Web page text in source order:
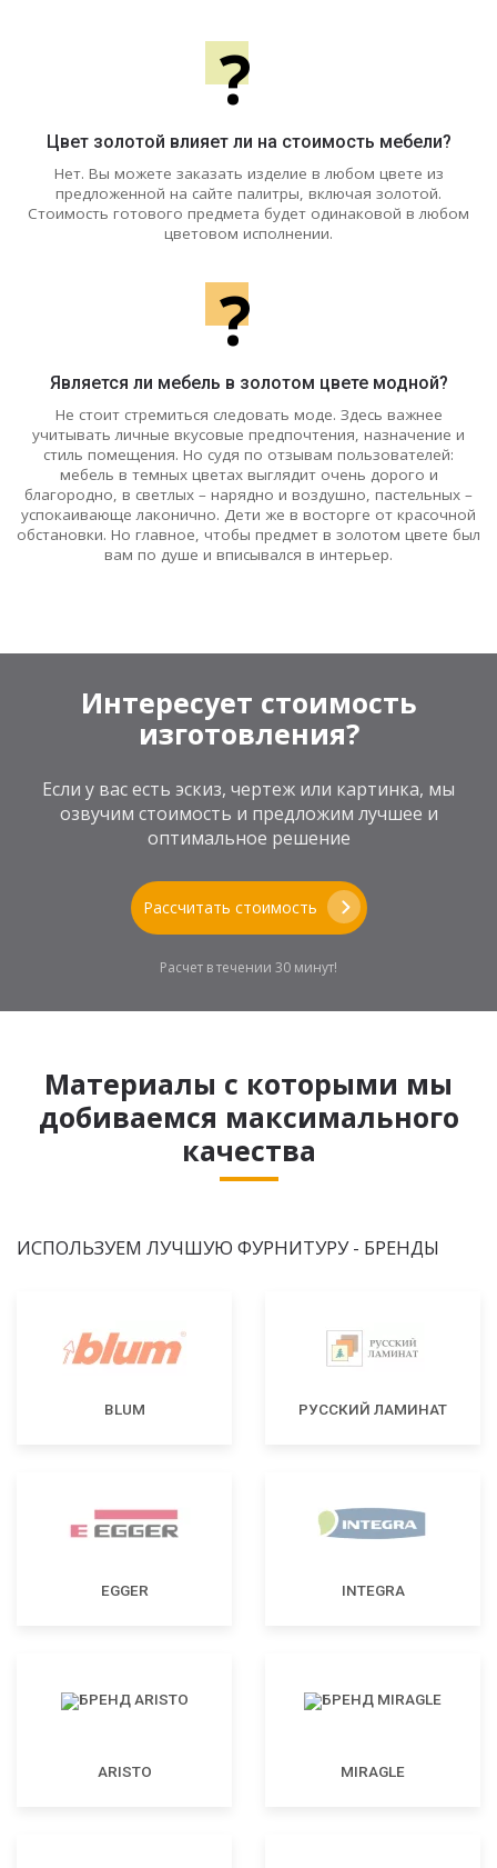
?
Цвет золотой влияет ли на стоимость мебели?
Нет. Вы можете заказать изделие в любом цвете из
предложенной на сайте палитры, включая золотой.
Стоимость готового предмета будет одинаковой в любом
цветовом исполнении.
?
Является ли мебель в золотом цвете модной?
Не стоит стремиться следовать моде. Здесь важнее
учитывать личные вкусовые предпочтения, назначение и
стиль помещения. Но судя по отзывам пользователей:
мебель в темных цветах выглядит очень дорого и
благородно, в светлых – нарядно и воздушно, пастельных –
успокаивающе лаконично. Дети же в восторге от красочной
обстановки. Но главное, чтобы предмет в золотом цвете был
вам по душе и вписывался в интерьер.
Интересует стоимость
изготовления?
Если у вас есть эскиз, чертеж или картинка, мы
озвучим стоимость и предложим лучшее и
оптимальное решение
Рассчитать стоимость
Расчет в течении 30 минут!
Материалы с которыми мы
добиваемся максимального
качества
ИСПОЛЬЗУЕМ ЛУЧШУЮ ФУРНИТУРУ - БРЕНДЫ
BLUM РУССКИЙ ЛАМИНАТ
EGGER INTEGRA
ARISTO MIRAGLE